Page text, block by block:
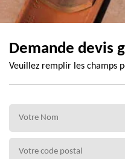
Demande devis
Veuillez remplir les champs